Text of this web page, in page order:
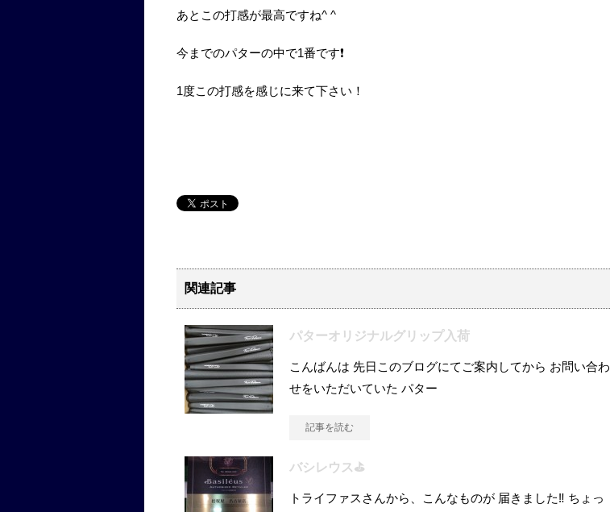
あとこの打感が最高ですね^ ^
今までのパターの中で1番です❗️
1度この打感を感じに来て下さい！
関連記事
パターオリジナルグリップ入荷
こんばんは 先日このブログにてご案内してから お問い合わ
せをいただいていた パター
記事を読む
バシレウス⛳️
トライファスさんから、こんなものが 届きました‼︎ ちょっ